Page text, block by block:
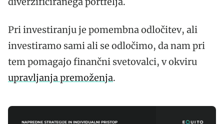
Pri investiranju je pomembna odločitev, ali
investiramo sami ali se odločimo, da nam pri
tem pomagajo finančni svetovalci, v okviru
upravljanja premoženja.